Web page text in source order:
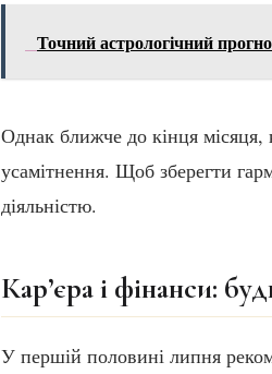
Точний астрологічний
Однак ближче до кінця місяця,
усамітнення. Щоб зберегти
діяльністю.
Кар’єра і фінанси:
У першій половині липня